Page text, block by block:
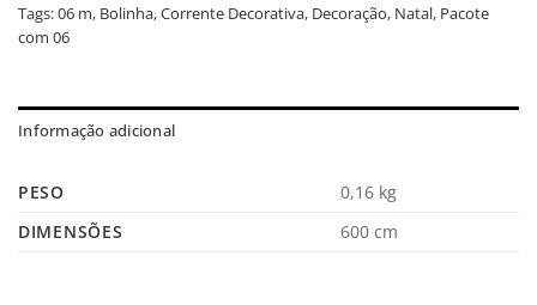
Tags:06 m, Bolinha,Corrente Decorativa, Decoração, Natal, Pacote
com 06
Informação adicional
PESO
0,16 kg
DIMENSÕES
600 cm